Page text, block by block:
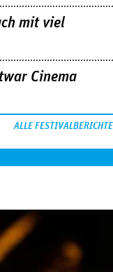
mit viel
Cinema
ALLE FESTIVALBERICHTE